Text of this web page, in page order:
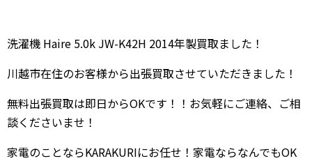
洗濯機 Haire 5.0k JW-K42H 2014年製買取ました！
川越市在住のお客様から出張買取させていただきました！
無料出張買取は即日からOKです！！お気軽にご連絡、ご相
談くださいませ！
家電のことならKARAKURIにお任せ！家電ならなんでもOK